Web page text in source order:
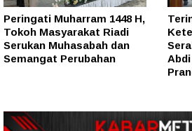
Peringati Muharram 1448 H,
Tokoh Masyarakat Riadi
Serukan Muhasabah dan
Semangat Perubahan